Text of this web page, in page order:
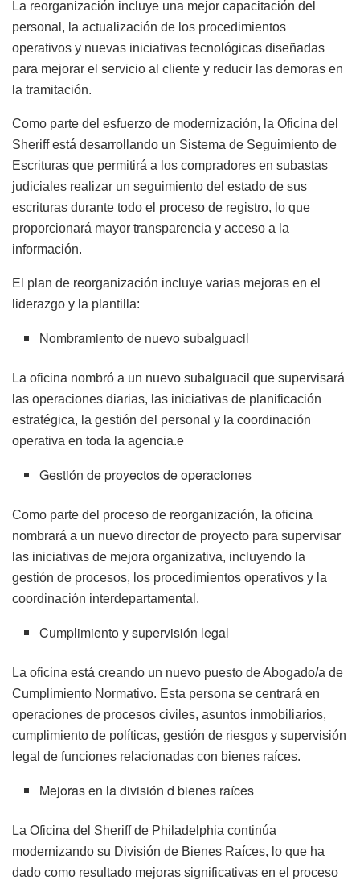
La reorganización incluye una mejor capacitación del
personal, la actualización de los procedimientos
operativos y nuevas iniciativas tecnológicas diseñadas
para mejorar el servicio al cliente y reducir las demoras en
la tramitación.
Como parte del esfuerzo de modernización, la Oficina del
Sheriff está desarrollando un Sistema de Seguimiento de
Escrituras que permitirá a los compradores en subastas
judiciales realizar un seguimiento del estado de sus
escrituras durante todo el proceso de registro, lo que
proporcionará mayor transparencia y acceso a la
información.
El plan de reorganización incluye varias mejoras en el
liderazgo y la plantilla:
Nombramiento de nuevo subalguacil
La oficina nombró a un nuevo subalguacil que supervisará
las operaciones diarias, las iniciativas de planificación
estratégica, la gestión del personal y la coordinación
operativa en toda la agencia.e
Gestión de proyectos de operaciones
Como parte del proceso de reorganización, la oficina
nombrará a un nuevo director de proyecto para supervisar
las iniciativas de mejora organizativa, incluyendo la
gestión de procesos, los procedimientos operativos y la
coordinación interdepartamental.
Cumplimiento y supervisión legal
La oficina está creando un nuevo puesto de Abogado/a de
Cumplimiento Normativo. Esta persona se centrará en
operaciones de procesos civiles, asuntos inmobiliarios,
cumplimiento de políticas, gestión de riesgos y supervisión
legal de funciones relacionadas con bienes raíces.
Mejoras en la división d bienes raíces
La Oficina del Sheriff de Philadelphia continúa
modernizando su División de Bienes Raíces, lo que ha
dado como resultado mejoras significativas en el proceso